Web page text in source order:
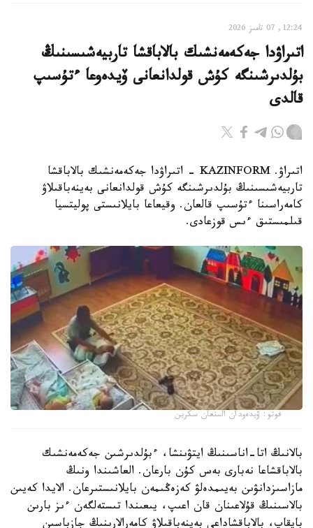
12:24, 07 تامىز 2026
اتىراۋدا جەكەمەنشىك بالاباقشا تاربيەشىسىنىڭ
بۇلدىرشىنگە كۇش قولدانعانى ۆيدەوعا ءتۇسىپ
قالدى
اتىراۋ. KAZINFORM - اتىراۋدا جەكەمەنشىك بالاباقشا
تاربيەشىسىنىڭ بۇلدىرشىنگە كۇش قولدانعانى بەينەباقىلاۋ
كامەراسىنا ءتۇسىپ قالعان. وقيعاعا بايلانىستى پوليتسيا
قىلمىستىق ءىس قوزعادى.
فوتو: ۆيدەودان الىنعان سكرين
بالانىڭ اتا-اناسىنىڭ ايتۋىنشا، ءبۇلدىرشىن جەكەمەنشىك
بالاباقشاعا نەبارى بەس كۇن بارعان. العاشىندا ونىڭ
مازاسىزدانۋىن بەيىمدەلۋ كەزەڭىمەن بايلانىستىرعان. الايدا كەيىن
بالاسىنىڭ قۇلاعىنان قان اعىپ، يىعىندا تىستەلگەن ءىز بارىن
بايقاپ، بالاباقشاداعى بەينەباقىلاۋ كامەرالارىنىڭ جازباسىن